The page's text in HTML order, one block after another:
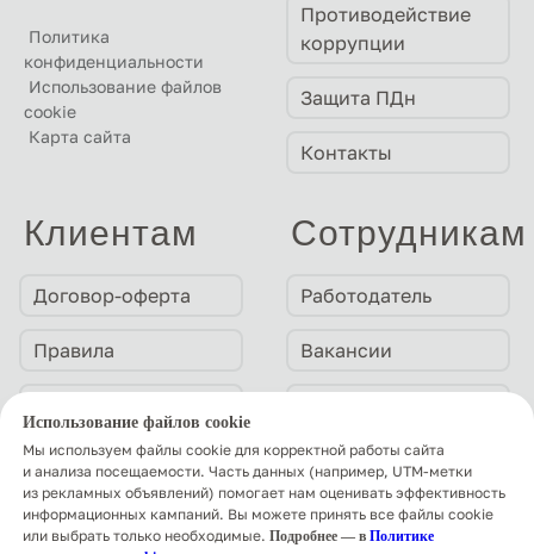
Использование файлов cookie
Мы используем файлы cookie для корректной работы сайта
и анализа посещаемости. Часть данных (например, UTM-метки
из рекламных объявлений) помогает нам оценивать эффективность
информационных кампаний. Вы можете принять все файлы cookie
или выбрать только необходимые. Подробнее — в Политике
Политика
конфиденциальности
Использование файлов
cookie
Карта сайта
Противодействие
коррупции
Защита ПДн
Контакты
Клиентам
Договор-оферта
Правила
Запись на приём
Для обращений
Сотрудникам
Работодатель
Вакансии